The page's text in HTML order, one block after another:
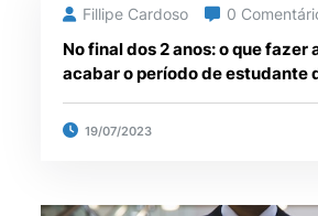
Fillipe Cardoso 0
No final dos 2 anos: o que fazer
acabar o período de estudante
oportunidades!
19/07/2023